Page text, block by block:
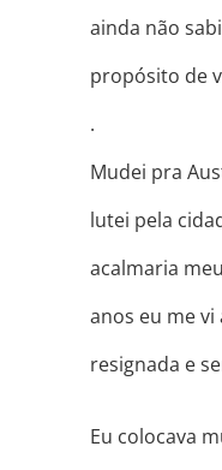
ainda não
propósito de
.
Mudei pra
lutei pela
acalmaria
anos eu me
resignada e
Eu colocava